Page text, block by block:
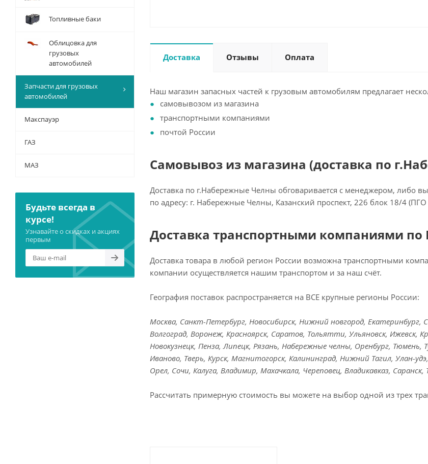
Доставка Отзывы Оплата
Наш магазин запасных частей к грузовым автомобилям предлагает
самовывозом из магазина
транспортными компаниями
почтой России
Самовывоз из магазина (доставка по
Доставка по г.Набережные Челны обговаривается с менеджером, либо
по адресу: г. Набережные Челны, Казанский проспект, 226 блок 18/4
Доставка транспортными компаниями по
Доставка товара в любой регион России возможна транспортными
компании осуществляется нашим транспортом и за наш счёт.
География поставок распространяется на ВСЕ крупные регионы России:
Москва, Санкт-Петербург, Новосибирск, Нижний новгород, Екатеринбург,
Волгоград, Воронеж, Красноярск, Саратов, Тольятти, Ульяновск, Ижевск,
Новокузнецк, Пенза, Липецк, Рязань, Набережные челны, Оренбург, Тюмень,
Иваново, Тверь, Курск, Магнитогорск, Калининград, Нижний Тагил, Улан-
Орел, Сочи, Калуга, Владимир, Махачкала, Череповец, Владикавказ,
Рассчитать примерную стоимость вы можете на выбор одной из трех
Топливные баки
Облицовка для
грузовых
автомобилей
Запчасти для грузовых
автомобилей
Макспауэр
ГАЗ
МАЗ
Будьте всегда в
курсе!
Узнавайте о скидках и акциях
первым